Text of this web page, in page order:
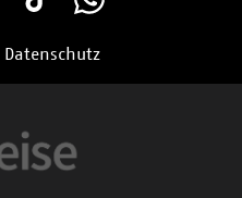
Datenschutz